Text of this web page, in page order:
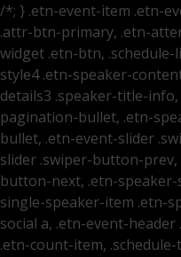
/*; } .etn-event-item .etn-
.attr-btn-primary, .etn-
widget .etn-btn, .schedule-
style4 .etn-speaker-
details3 .speaker-title-
pagination-bullet, .etn-
bullet, .etn-event-slider
slider .swiper-button-
button-next, .etn-
single-speaker-item .etn-
social a, .etn-event-
.etn-count-item,